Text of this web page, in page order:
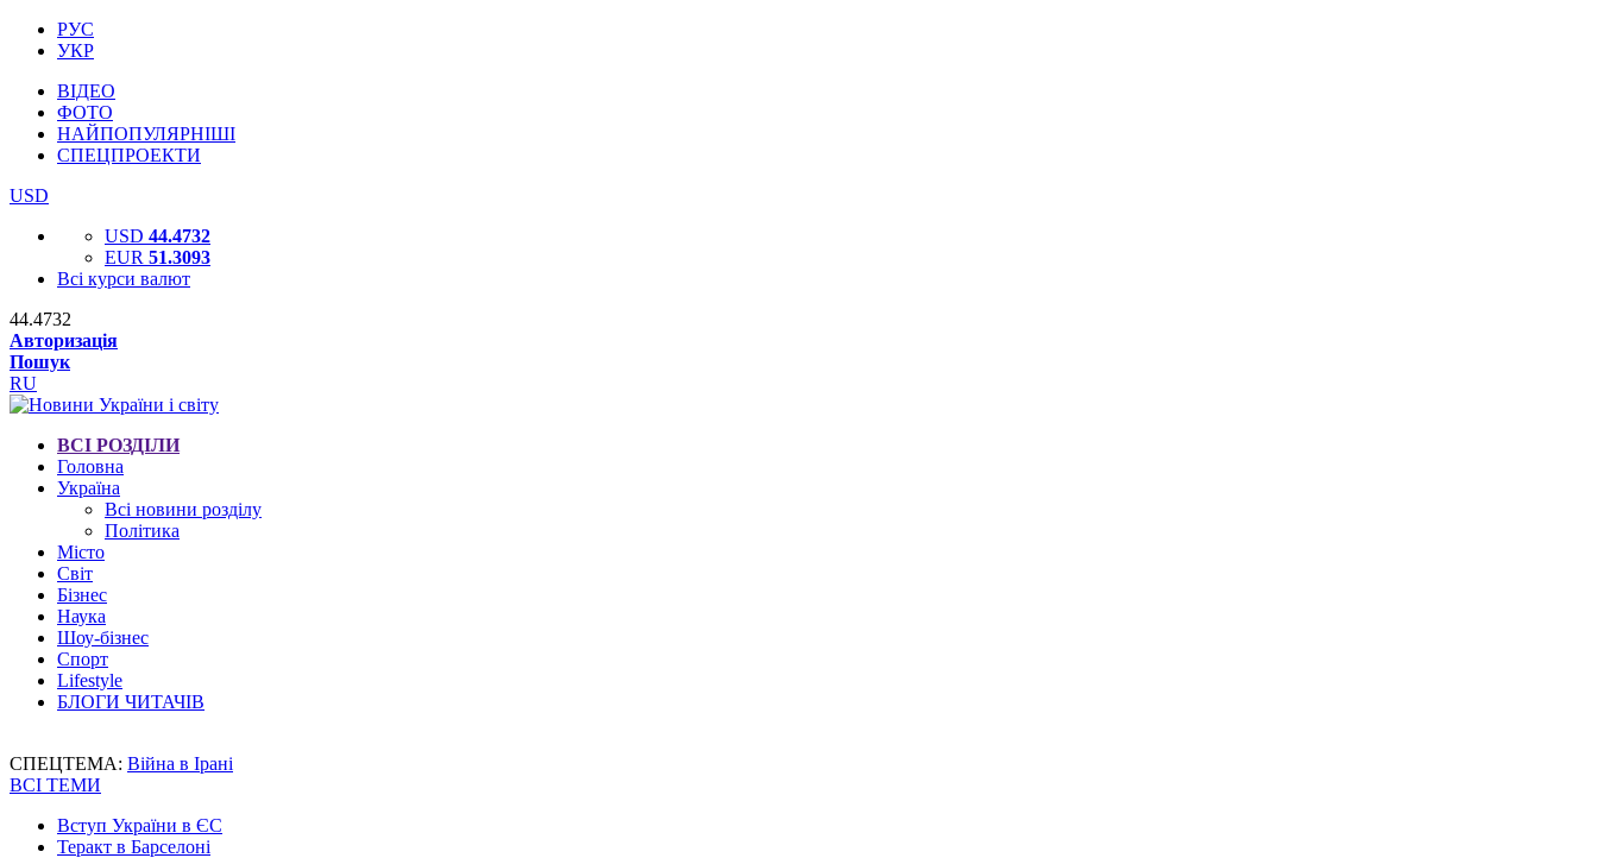
РУС
УКР
ВІДЕО
ФОТО
НАЙПОПУЛЯРНІШІ
СПЕЦПРОЕКТИ
USD
USD 44.4732
EUR 51.3093
Всі курси валют
44.4732
Авторизація
Пошук
RU
ВСІ РОЗДІЛИ
Головна
Україна
Всі новини розділу
Політика
Місто
Світ
Бізнес
Наука
Шоу-бізнес
Спорт
Lifestyle
БЛОГИ ЧИТАЧІВ
СПЕЦТЕМА: Війна в Ірані
ВСІ ТЕМИ
Вступ України в ЄС
Теракт в Барселоні